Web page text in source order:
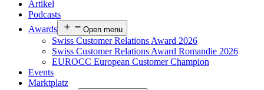
Artikel
Podcasts
Awards
Open menu
Swiss Customer Relations Award 2026
Swiss Customer Relations Award Romandie 2026
EUROCC European Customer Champion
Events
Marktplatz